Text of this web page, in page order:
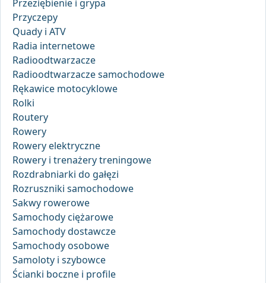
Przeziębienie i grypa
Przyczepy
Quady i ATV
Radia internetowe
Radioodtwarzacze
Radioodtwarzacze samochodowe
Rękawice motocyklowe
Rolki
Routery
Rowery
Rowery elektryczne
Rowery i trenażery treningowe
Rozdrabniarki do gałęzi
Rozruszniki samochodowe
Sakwy rowerowe
Samochody ciężarowe
Samochody dostawcze
Samochody osobowe
Samoloty i szybowce
Ścianki boczne i profile